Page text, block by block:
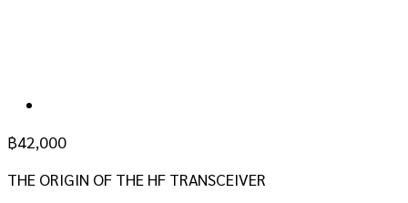
฿42,000
THE ORIGIN OF THE HF TRANSCEIVER